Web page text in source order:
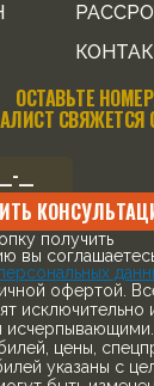
ОСТАВЬТЕ
СВЯЖЕТСЯ
получить
вы
офертой.
цены,
указаны с